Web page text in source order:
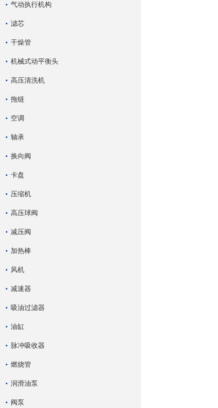
气动执行机构
滤芯
干燥管
机械式动平衡头
高压清洗机
拖链
空调
轴承
换向阀
卡盘
压缩机
高压球阀
减压阀
加热棒
风机
减速器
吸油过滤器
油缸
脉冲吸收器
燃烧管
润滑油泵
阀泵